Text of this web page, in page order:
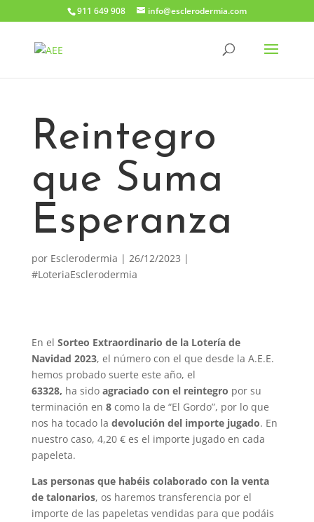
911 649 908 info@esclerodermia.com
Reintegro
que Suma
Esperanza
por Esclerodermia | 26/12/2023 |
#LoteriaEsclerodermia
En el Sorteo Extraordinario de la Lotería de
Navidad 2023, el número con el que desde la A.E.E.
hemos probado suerte este año, el
63328, ha sido agraciado con el reintegro por su
terminación en 8como la de “El Gordo”, por lo que
nos ha tocado la devolución del importe jugado. En
nuestro caso, 4,20 € es el importe jugado en cada
papeleta.
Las personas que habéis colaborado con la venta
de talonarios, os haremos transferencia por el
importe de las papeletas vendidas para que podáis